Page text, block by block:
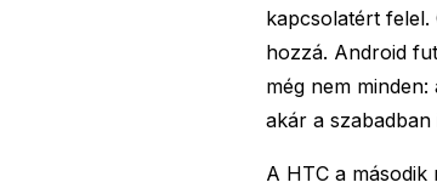
kapcsolatért felel.
hozzá. Android
még nem
akár a
A HTC a második